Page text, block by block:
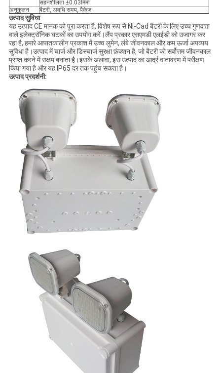
सहनशीलता ±0.03मिमी
अनुकूलन
बैटरी, अवधि समय, पैकेज
उत्पाद सुविधा
यह उत्पाद CE मानक को पूरा करता है, विशेष रूप से Ni-Cad बैटरी के लिए उच्च गुणवत्ता
वाले इलेक्ट्रॉनिक घटकों का उपयोग करें।लैंप प्रकार एसएमडी एलईडी को उजागर कर
रहा है, हमारे आपातकालीन प्रकाश में उच्च लुमेन, लंबे जीवनकाल और कम ऊर्जा अपव्यय
सुविधा है।उत्पाद में चार्ज और डिस्चार्ज सुरक्षा फ़ंक्शन है, जो बैटरी को सर्वोत्तम जीवनकाल
प्राप्त करने में सक्षम बनाता है।इसके अलावा, इस उत्पाद का आर्द्र वातावरण में परीक्षण
किया गया है और यह IP65 दर तक पहुंच सकता है।
उत्पाद प्रदर्शनी: